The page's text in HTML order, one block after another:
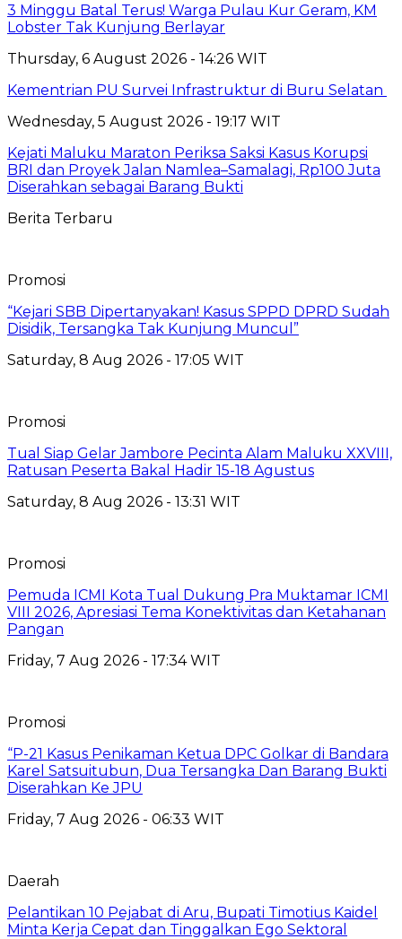
3 Minggu Batal Terus! Warga Pulau Kur Geram, KM
Lobster Tak Kunjung Berlayar
Thursday, 6 August 2026 - 14:26 WIT
Kementrian PU Survei Infrastruktur di Buru Selatan
Wednesday, 5 August 2026 - 19:17 WIT
Kejati Maluku Maraton Periksa Saksi Kasus Korupsi
BRI dan Proyek Jalan Namlea–Samalagi, Rp100 Juta
Diserahkan sebagai Barang Bukti
Berita Terbaru
Promosi
“Kejari SBB Dipertanyakan! Kasus SPPD DPRD Sudah
Disidik, Tersangka Tak Kunjung Muncul”
Saturday, 8 Aug 2026 - 17:05 WIT
Promosi
Tual Siap Gelar Jambore Pecinta Alam Maluku XXVIII,
Ratusan Peserta Bakal Hadir 15-18 Agustus
Saturday, 8 Aug 2026 - 13:31 WIT
Promosi
Pemuda ICMI Kota Tual Dukung Pra Muktamar ICMI
VIII 2026, Apresiasi Tema Konektivitas dan Ketahanan
Pangan
Friday, 7 Aug 2026 - 17:34 WIT
Promosi
“P-21 Kasus Penikaman Ketua DPC Golkar di Bandara
Karel Satsuitubun, Dua Tersangka Dan Barang Bukti
Diserahkan Ke JPU
Friday, 7 Aug 2026 - 06:33 WIT
Daerah
Pelantikan 10 Pejabat di Aru, Bupati Timotius Kaidel
Minta Kerja Cepat dan Tinggalkan Ego Sektoral